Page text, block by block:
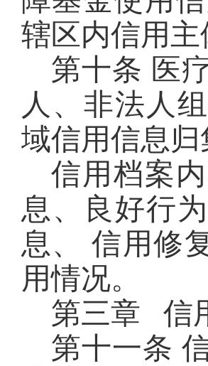
辖区内信用
第十条 医
人、非法人
域信用信息
信用档案
息、良好行
息、 信用修
用情况。
第三章 信
第十一条